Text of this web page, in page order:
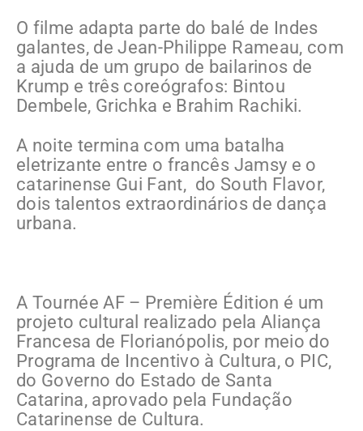
O filme adapta parte do balé de Indes
galantes, de Jean-Philippe Rameau, com
a ajuda de um grupo de bailarinos de
Krump e três coreógrafos: Bintou
Dembele, Grichka e Brahim Rachiki.
A noite termina com uma batalha
eletrizante entre o francês Jamsy e o
catarinense Gui Fant, do South Flavor,
dois talentos extraordinários de dança
urbana.
A Tournée AF – Première Édition é um
projeto cultural realizado pela Aliança
Francesa de Florianópolis, por meio do
Programa de Incentivo à Cultura, o PIC,
do Governo do Estado de Santa
Catarina, aprovado pela Fundação
Catarinense de Cultura.